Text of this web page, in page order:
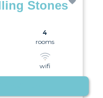
Stones
4
rooms
wifi